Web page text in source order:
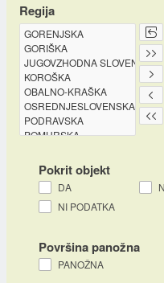
Regija
Pokrit objekt
DA
NI PODATKA
Površina panožna
PANOŽNA